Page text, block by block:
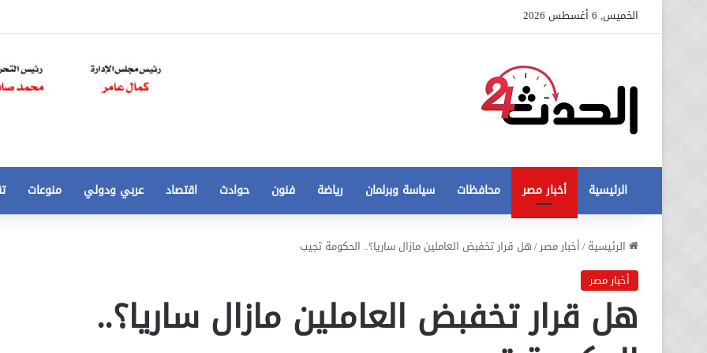
الخميس, 6 أغسطس 2026
الرئيسية أخبار مصر محافظات سياسة وبرلمان رياضة فنون حوادث اقتصاد عربي ودولي منوعات
الرئيسية/أخبار مصر/هل قرار تخفبض العاملين مازال ساريا؟.. الحكومة تجيب
أخبار مصر
هل قرار تخفبض العاملين مازال ساريا؟..
عاجل
أزمة
مخالفات
البناءعاجل تطورات جديدة في أزمة مخالفات
250
الي